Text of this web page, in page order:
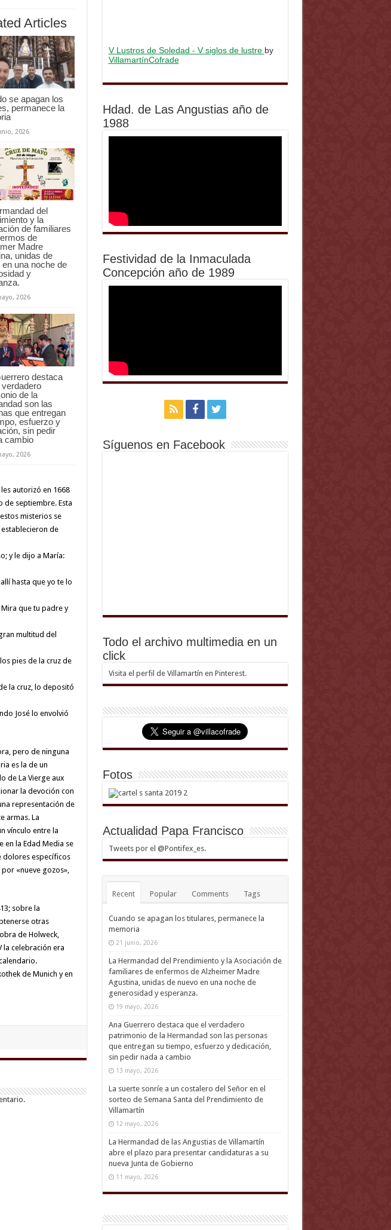
Articles
se apagan los
permanece la
2026
del
y la
de familiares
de
Madre
unidas de
en una noche de
y
2026
destaca
de la
son las
que entregan
esfuerzo y
sin pedir
cambio
2026
autorizó en 1668
de septiembre. Esta
misterios se
de
y le dijo a María:
hasta que yo te lo
que tu padre y
multitud del
pies de la cruz de
la cruz, lo depositó
José lo envolvió
pero de ninguna
es la de un
de La Vierge aux
la devoción con
representación de
armas. La
vínculo entre la
en la Edad Media se
dolores específicos
«nueve gozos»,
sobre la
otras
de Holweck,
la celebración era
de Munich y en
V Lustros de Soledad - V siglos de lustre by
VillamartínCofrade
Hdad. de Las Angustias año de
1988
Festividad de la Inmaculada
Concepción año de 1989
Síguenos en Facebook
Todo el archivo multimedia en un
click
Visita el perfil de Villamartín en Pinterest.
Fotos
Actualidad Papa Francisco
Tweets por el @Pontifex_es.
Recent Popular Comments Tags
Cuando se apagan los titulares, permanece la
memoria
21 junio, 2026
La Hermandad del Prendimiento y la Asociación de
familiares de enfermos de Alzheimer Madre
Agustina, unidas de nuevo en una noche de
generosidad y esperanza.
19 mayo, 2026
Ana Guerrero destaca que el verdadero
patrimonio de la Hermandad son las personas
que entregan su tiempo, esfuerzo y dedicación,
sin pedir nada a cambio
13 mayo, 2026
La suerte sonríe a un costalero del Señor en el
sorteo de Semana Santa del Prendimiento de
Villamartín
12 mayo, 2026
La Hermandad de las Angustias de Villamartín
abre el plazo para presentar candidaturas a su
nueva Junta de Gobierno
11 mayo, 2026